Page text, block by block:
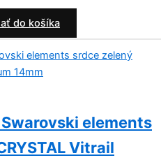
do košíka
elements
Vitrail